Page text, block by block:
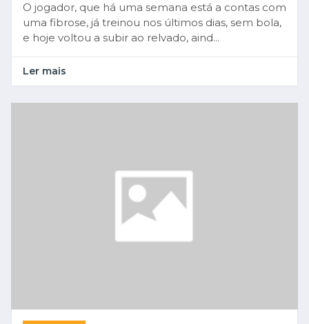
O jogador, que há uma semana está a contas com
uma fibrose, já treinou nos últimos dias, sem bola,
e hoje voltou a subir ao relvado, aind...
Ler mais